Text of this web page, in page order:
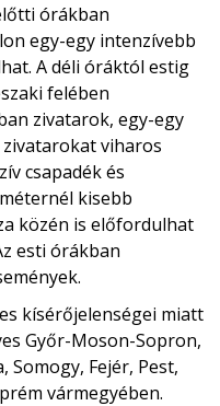
órákban
egy-egy intenzívebb
A déli óráktól estig
felében
zivatarok, egy-egy
zivatarokat viharos
csapadék és
kisebb
közén is előfordulhat
esti órákban
kísérőjelenségei miatt
Győr-Moson-Sopron,
Somogy, Fejér, Pest,
vármegyében.